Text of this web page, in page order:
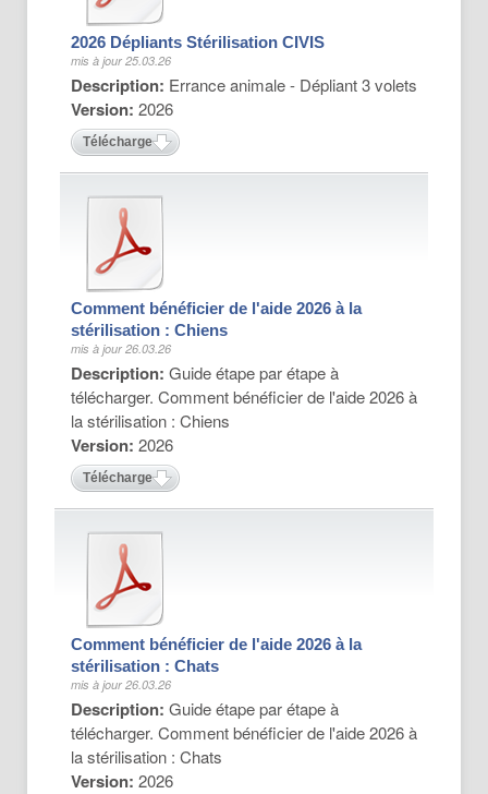
2026 Dépliants Stérilisation CIVIS
mis à jour 25.03.26
Description: Errance animale - Dépliant 3 volets
Version: 2026
Télécharger
Comment bénéficier de l'aide 2026 à la
stérilisation : Chiens
mis à jour 26.03.26
Description: Guide étape par étape à
télécharger. Comment bénéficier de l'aide 2026 à
la stérilisation : Chiens
Version: 2026
Télécharger
Comment bénéficier de l'aide 2026 à la
stérilisation : Chats
mis à jour 26.03.26
Description: Guide étape par étape à
télécharger. Comment bénéficier de l'aide 2026 à
la stérilisation : Chats
Version: 2026